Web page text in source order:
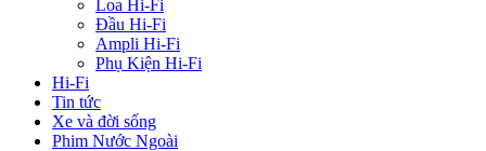
Loa Hi-Fi
Đầu Hi-Fi
Ampli Hi-Fi
Phụ Kiện Hi-Fi
Hi-Fi
Tin tức
Xe và đời sống
Phim Nước Ngoài